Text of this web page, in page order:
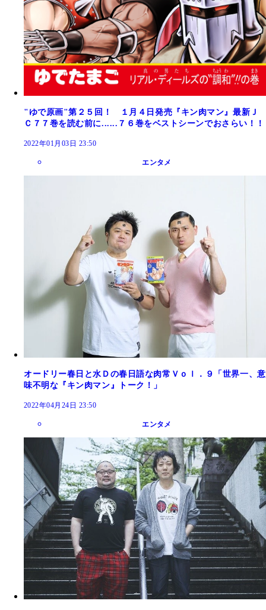
"ゆで原画"第２５回！ １月４日発売『キン肉マン』最新Ｊ
Ｃ７７巻を読む前に......７６巻をベストシーンでおさらい！！
2022年01月03日 23:50
エンタメ
オードリー春日と水Ｄの春日語な肉常Ｖｏｌ．９「世界一、意
味不明な『キン肉マン』トーク！」
2022年04月24日 23:50
エンタメ